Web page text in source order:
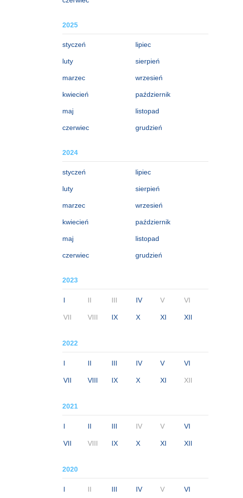
2025
styczeń
luty
marzec
kwiecień
maj
czerwiec
lipiec
sierpień
wrzesień
październik
listopad
grudzień
2024
styczeń
luty
marzec
kwiecień
maj
czerwiec
lipiec
sierpień
wrzesień
październik
listopad
grudzień
2023
I II III IV V VI
VII VIII IX X XI XII
2022
I II III IV V VI
VII VIII IX X XI XII
2021
I II III IV V VI
VII VIII IX X XI XII
2020
I II III IV V VI